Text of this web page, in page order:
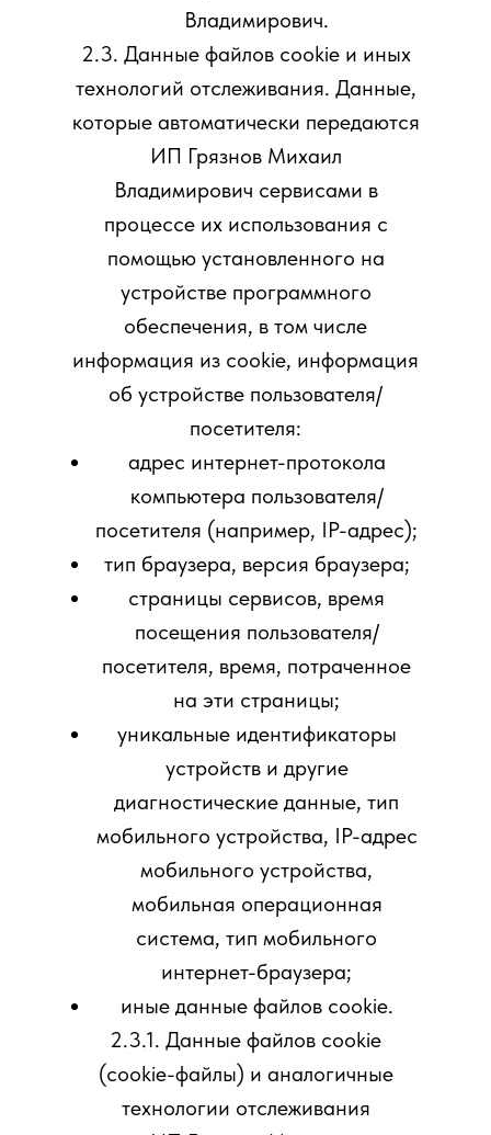
Владимирович.
2.3. Данные файлов cookie и иных
технологий отслеживания. Данные,
которые автоматически передаются
ИП Грязнов Михаил
Владимирович сервисами в
процессе их использования с
помощью установленного на
устройстве программного
обеспечения, в том числе
информация из cookie, информация
об устройстве пользователя/
посетителя:
адрес интернет-протокола
компьютера пользователя/
посетителя (например, IP-адрес);
тип браузера, версия браузера;
страницы сервисов, время
посещения пользователя/
посетителя, время, потраченное
на эти страницы;
уникальные идентификаторы
устройств и другие
диагностические данные, тип
мобильного устройства, IP-адрес
мобильного устройства,
мобильная операционная
система, тип мобильного
интернет-браузера;
иные данные файлов cookie.
2.3.1. Данные файлов cookie
(сookie-файлы) и аналогичные
технологии отслеживания